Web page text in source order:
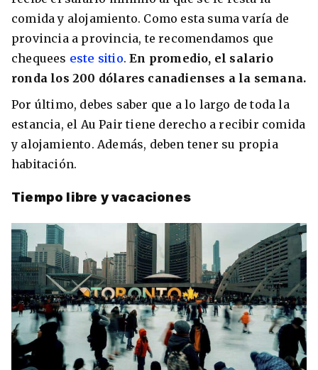
comida y alojamiento. Como esta suma varía de
provincia a provincia, te recomendamos que
chequees este sitio.En promedio, el salario
ronda los 200 dólares canadienses a la semana.
Por último, debes saber que a lo largo de toda la
estancia, el Au Pair tiene derecho a recibir comida
y alojamiento. Además, deben tener su propia
habitación.
Tiempo libre y vacaciones